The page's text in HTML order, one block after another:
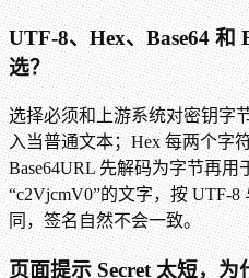
UTF-8、Hex、Base64 和
选？
选择必须和上游系统对密钥字
入当普通文本；Hex 每两个字
Base64URL 先解码为字节再
“c2VjcmV0”的文字，按 UTF-8
同，签名自然不会一致。
页面提示 Secret 太短，